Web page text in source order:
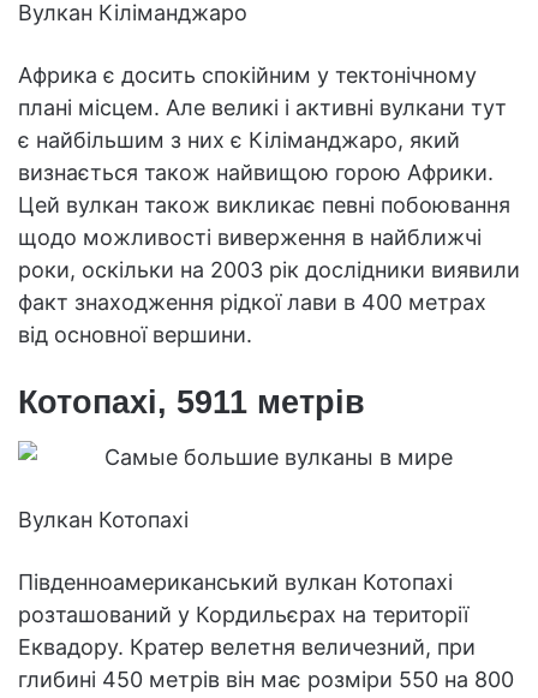
Вулкан Кіліманджаро
Африка є досить спокійним у тектонічному
плані місцем. Але великі і активні вулкани тут
є найбільшим з них є Кіліманджаро, який
визнається також найвищою горою Африки.
Цей вулкан також викликає певні побоювання
щодо можливості виверження в найближчі
роки, оскільки на 2003 рік дослідники виявили
факт знаходження рідкої лави в 400 метрах
від основної вершини.
Котопахі, 5911 метрів
Вулкан Котопахі
Південноамериканський вулкан Котопахі
розташований у Кордильєрах на території
Еквадору. Кратер велетня величезний, при
глибині 450 метрів він має розміри 550 на 800